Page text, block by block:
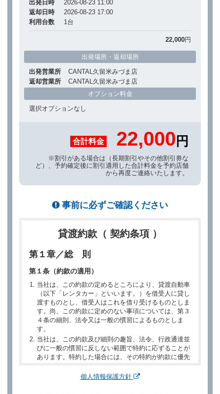
出発日時
2026-08-23 11:00
返却日時
2026-08-23 17:00
利用台数
1台
22,000円
出発場所・返却場所
出発営業所
CANTAL久留米みづま店
返却営業所
CANTAL久留米みづま店
オプション料金
選択オプションなし
合計料金 22,000 円
※割引がある場合は（長期割引やその他割引券な
ど）、予約確定後に割引適用した合計料金を予約店舗
から再度ご連絡いたします。
事前に必ずご確認ください
貸渡約款（ 契約条項 ）
第１章／総 則
第１条（約款の適用）
当社は、この約款の定めるところにより、貸渡自動車
（以下「レンタカー」といいます。）を借受人に貸し
渡すものとし、借受人はこれを借り受けるものとしま
す。尚、この約款に定めのない事項については、第３
４条の細則、法令又は一般の慣習によるものとしま
す。
当社は、この約款及び細則の趣旨、法令、行政通達並
びに一般の慣習に反しない範囲で特約に応ずることが
あります。特約した場合には、その特約が約款に優先
個人情報保護方針